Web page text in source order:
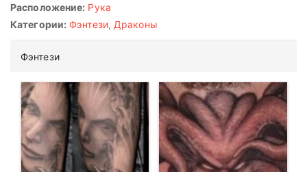
Расположение: Рука
Категории: Фэнтези, Драконы
Фэнтези